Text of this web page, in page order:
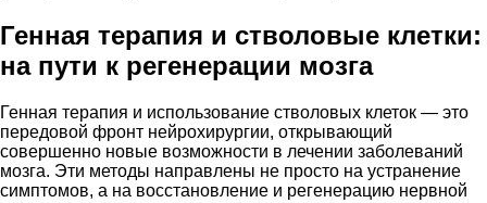
Генная терапия и стволовые клетки:
на пути к регенерации мозга
Генная терапия и использование стволовых клеток — это
передовой фронт нейрохирургии, открывающий
совершенно новые возможности в лечении заболеваний
мозга. Эти методы направлены не просто на устранение
симптомов, а на восстановление и регенерацию нервной